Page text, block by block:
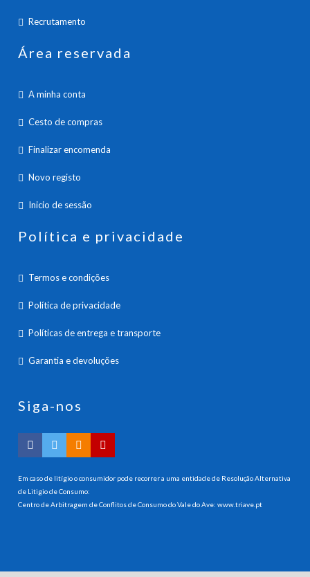
Recrutamento
Área reservada
A minha conta
Cesto de compras
Finalizar encomenda
Novo registo
Inicio de sessão
Política e privacidade
Termos e condições
Política de privacidade
Políticas de entrega e transporte
Garantia e devoluções
Siga-nos
Em caso de litígio o consumidor pode recorrer a uma entidade de Resolução Alternativa
de Litigio de Consumo:
Centro de Arbitragem de Conflitos de Consumo do Vale do Ave:www.triave.pt